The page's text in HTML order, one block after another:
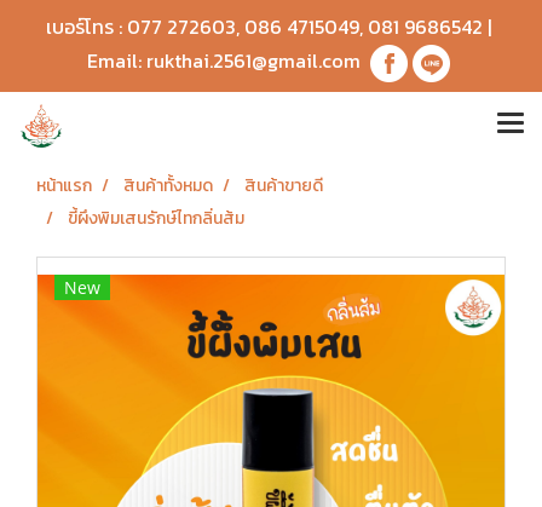
เบอร์โทร : 077 272603, 086 4715049, 081 9686542 |
Email: rukthai.2561@gmail.com
หน้าแรก สินค้าทั้งหมด
สินค้าขายดี
ขี้ผึงพิมเสนรักษ์ไทกลิ่นส้ม
New